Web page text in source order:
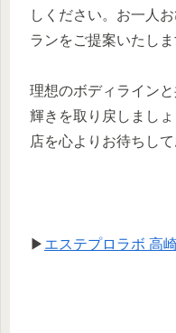
しください。お一人
ランをご提案いたしま
理想のボディライン
輝きを取り戻しまし
店を心よりお待ちして
▶ エステプロラボ 高